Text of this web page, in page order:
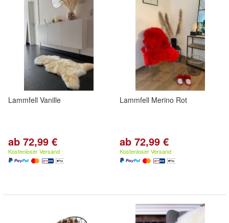
Lammfell Vanille
ab 72,99 €
Kostenloser Versand
Lammfell Merino Rot
ab 72,99 €
Kostenloser Versand